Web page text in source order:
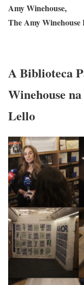
Amy Winehouse,
The Amy Winehouse
A Biblioteca
Winehouse
Lello